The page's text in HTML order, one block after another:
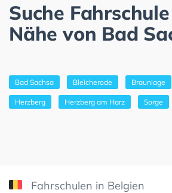
Suche
Nähe von Bad
Bad Sachsa Bleicherode Braunlage
Herzberg Herzberg am Harz Sorge
Fahrschulen in Belgien